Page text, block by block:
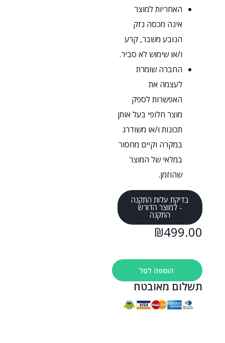
האחריות למוצר
אינה מכסה נזק
הנובע משבר, קרע
ו/או שימוש לא סביר.
החברה שומרת
לעצמה את
האפשרות לספק
מוצר חלופי בעל אותן
תכונות ו/או משודרג
במקרה וקיים מחסור
במלאי של המוצר
שהוזמן.
בדיקת עלות התקנה
- למוצר הדורש
התקנה
₪499.00
הוספה לסל
תשלום מאובטח